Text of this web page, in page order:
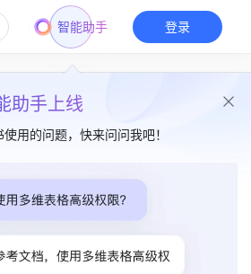
智能助手
助手上线
用的问题，快来问问我吧！
登录
案：飞书日历 + 通话与会议​